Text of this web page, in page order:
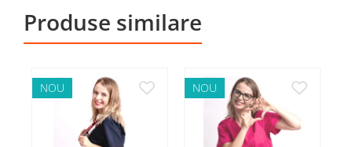
Produse similare
NOU NOU